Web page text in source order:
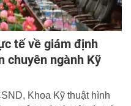
tế về giám định
chuyên ngành Kỹ
Khoa Kỹ thuật hình